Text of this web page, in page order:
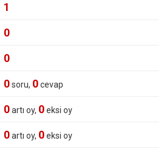
1
0
0
0soru, 0cevap
0artı oy, 0eksi oy
0artı oy, 0eksi oy